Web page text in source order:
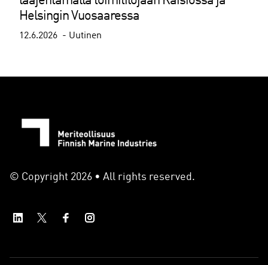
Helsingin Vuosaaressa
12.6.2026 Uutinen
© Copyright 2026 • All rights reserved.